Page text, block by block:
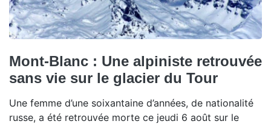
Mont-Blanc : Une alpiniste retrouvée
sans vie sur le glacier du Tour
Une femme d’une soixantaine d’années, de nationalité
russe, a été retrouvée morte ce jeudi 6 août sur le